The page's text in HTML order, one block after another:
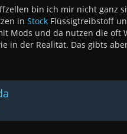
bin ich mir nicht ganz
in Stock Flüssigtreibstoff
Mods und da nutzen die oft
in der Realität. Das gibts